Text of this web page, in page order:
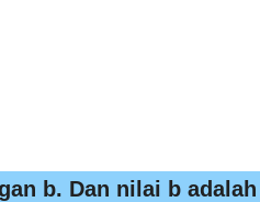
b. Dan nilai b adalah